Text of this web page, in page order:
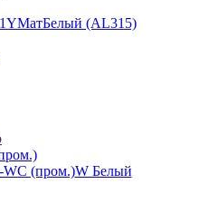
МатБелый (AL315)
WC (пром.)W Белый